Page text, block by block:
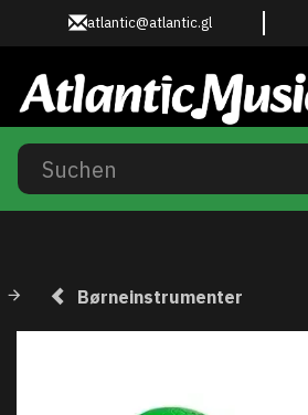
atlantic@atlantic.gl
Børneinstrumenter